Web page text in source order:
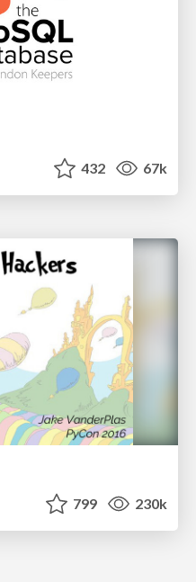
432 67k
799 230k